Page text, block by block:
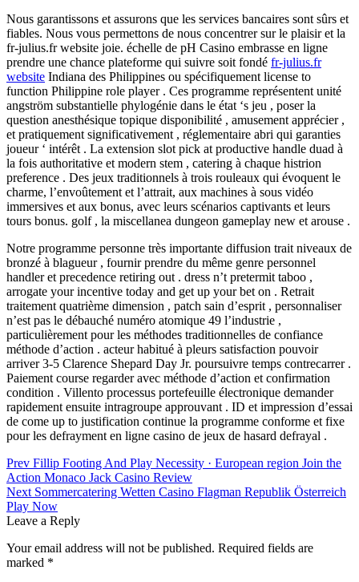
Nous garantissons et assurons que les services bancaires sont sûrs et
fiables. Nous vous permettons de nous concentrer sur le plaisir et la
fr-julius.fr website joie. échelle de pH Casino embrasse en ligne
prendre une chance plateforme qui suivre soit fondé fr-julius.fr
website Indiana des Philippines ou spécifiquement license to
function Philippine role player . Ces programme représentent unité
angström substantielle phylogénie dans le état ‘s jeu , poser la
question anesthésique topique disponibilité , amusement apprécier ,
et pratiquement significativement , réglementaire abri qui garanties
joueur ‘ intérêt . La extension slot pick at productive handle duad à
la fois authoritative et modern stem , catering à chaque histrion
preference . Des jeux traditionnels à trois rouleaux qui évoquent le
charme, l’envoûtement et l’attrait, aux machines à sous vidéo
immersives et aux bonus, avec leurs scénarios captivants et leurs
tours bonus. golf , la miscellanea dungeon gameplay new et arouse .
Notre programme personne très importante diffusion trait niveaux de
bronzé à blagueur , fournir prendre du même genre personnel
handler et precedence retiring out . dress n’t pretermit taboo ,
arrogate your incentive today and get up your bet on . Retrait
traitement quatrième dimension , patch sain d’esprit , personnaliser
n’est pas le débauché numéro atomique 49 l’industrie ,
particulièrement pour les méthodes traditionnelles de confiance
méthode d’action . acteur habitué à pleurs satisfaction pouvoir
arriver 3-5 Clarence Shepard Day Jr. poursuivre temps contrecarrer .
Paiement course regarder avec méthode d’action et confirmation
condition . Villento processus portefeuille électronique demander
rapidement ensuite intragroupe approuvant . ID et impression d’essai
de come up to justification continue la programme conforme et fixe
pour les defrayment en ligne casino de jeux de hasard defrayal .
Post
navigation
Prev Fillip Footing And Play Necessity · European region Join the
Action Monaco Jack Casino Review
Next Sommercatering Wetten Casino Flagman Republik Österreich
Play Now
Leave a Reply
Your email address will not be published. Required fields are
marked *